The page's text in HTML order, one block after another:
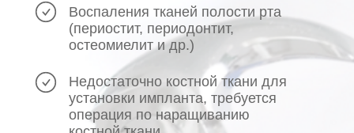
Недостаточно костной ткани для
установки импланта, требуется
операция по наращиванию
Воспаления тканей полости рта
(периостит, периодонтит,
остеомиелит и др.)